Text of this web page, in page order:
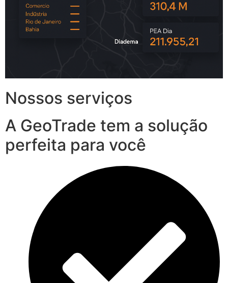
Nossos serviços
A GeoTrade tem a solução
perfeita para você